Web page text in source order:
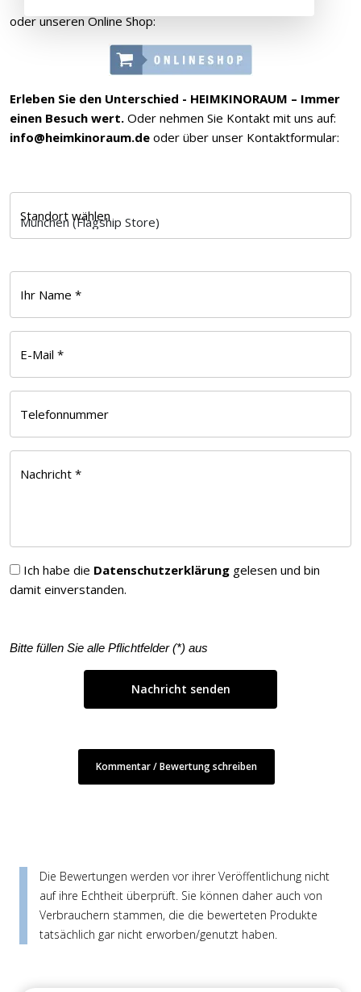
oder unseren Online Shop:
Erleben Sie den Unterschied - HEIMKINORAUM – Immer
einen Besuch wert. Oder nehmen Sie Kontakt mit uns auf:
info@heimkinoraum.de oder über unser Kontaktformular:
Standort wählen
Ihr Name *
E-Mail *
Telefonnummer
Nachricht *
Ich habe die Datenschutzerklärung gelesen und bin
damit einverstanden.
Bitte füllen Sie alle Pflichtfelder (*) aus
Kommentar / Bewertung schreiben
Die Bewertungen werden vor ihrer Veröffentlichung nicht
auf ihre Echtheit überprüft. Sie können daher auch von
Verbrauchern stammen, die die bewerteten Produkte
tatsächlich gar nicht erworben/genutzt haben.